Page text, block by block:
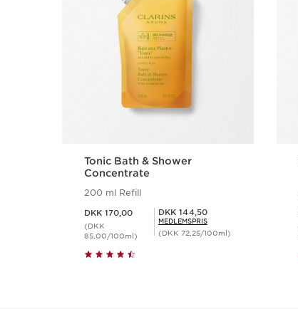
Tonic Bath & Shower
Concentrate
200 ml Refill
DKK 170,00
(DKK
85,00/100ml)
Medlemspris DKK 144,50
DKK 144,50
MEDLEMSPRIS
(DKK 72,25/100ml)
Hurtigvisning